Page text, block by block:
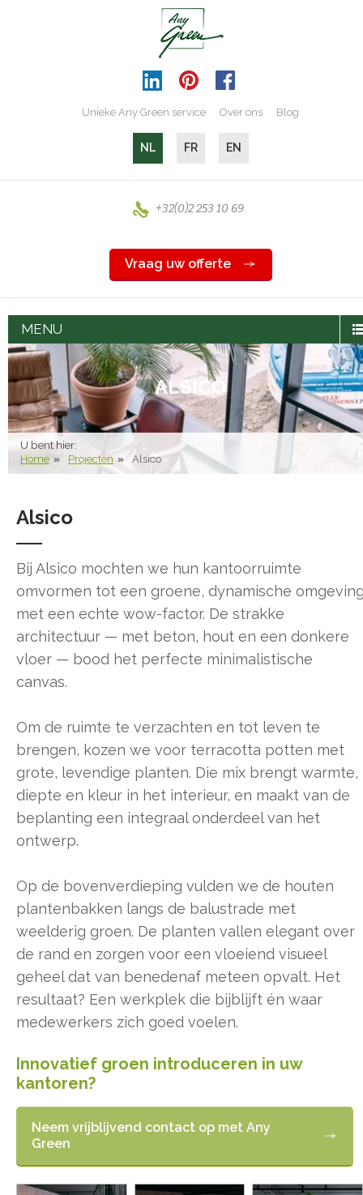
Unieke Any Green service Over ons Blog
NL FR EN
+32(0)2 253 10 69
Vraag uw offerte
MENU
ALSICO
U bent hier:
Home Projecten Alsico
Alsico
Bij Alsico mochten we hun kantoorruimte
omvormen tot een groene, dynamische
met een echte wow-factor. De strakke
architectuur — met beton, hout en een donkere
vloer — bood het perfecte minimalistische
canvas.
Om de ruimte te verzachten en tot leven te
brengen, kozen we voor terracotta potten met
grote, levendige planten. Die mix brengt warmte,
diepte en kleur in het interieur, en maakt van de
beplanting een integraal onderdeel van het
ontwerp.
Op de bovenverdieping vulden we de houten
plantenbakken langs de balustrade met
weelderig groen. De planten vallen elegant over
de rand en zorgen voor een vloeiend visueel
geheel dat van benedenaf meteen opvalt. Het
resultaat? Een werkplek die bijblijft én waar
medewerkers zich goed voelen.
Innovatief groen introduceren in uw
kantoren?
Neem vrijblijvend contact op met Any
Green